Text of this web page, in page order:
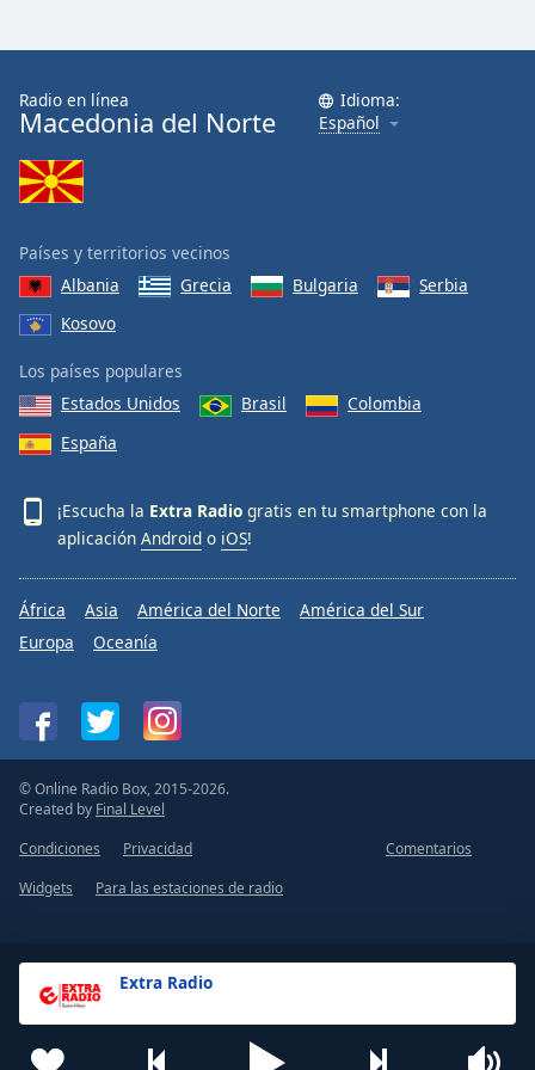
Extra Radio
Radio en línea
Macedonia del Norte
Idioma:
Español
Países y territorios vecinos
Albania
Grecia Bulgaria
Serbia
Kosovo
Los países populares
Estados Unidos
Brasil
Colombia
España
¡Escucha la Extra Radio gratis en tu smartphone con la
aplicación Android o iOS!
África Asia América del Norte
América del Sur
Europa
Oceanía
© Online Radio Box, 2015-2026.
Created by Final Level
Condiciones
Privacidad
Comentarios
Widgets
Para las estaciones de radio